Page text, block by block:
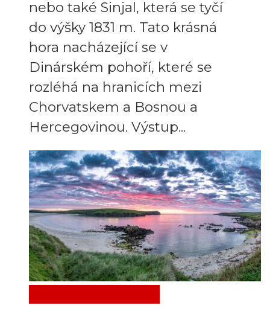
nebo také Sinjal, která se tyčí
do výšky 1831 m. Tato krásná
hora nacházející se v
Dinárském pohoří, které se
rozléhá na hranicích mezi
Chorvatskem a Bosnou a
Hercegovinou. Výstup...